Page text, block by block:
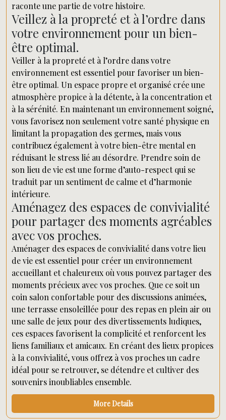
raconte une partie de votre histoire.
Veillez à la propreté et à l’ordre dans
votre environnement pour un bien-
être optimal.
Veiller à la propreté et à l’ordre dans votre
environnement est essentiel pour favoriser un bien-
être optimal. Un espace propre et organisé crée une
atmosphère propice à la détente, à la concentration et
à la sérénité. En maintenant un environnement soigné,
vous favorisez non seulement votre santé physique en
limitant la propagation des germes, mais vous
contribuez également à votre bien-être mental en
réduisant le stress lié au désordre. Prendre soin de
son lieu de vie est une forme d’auto-respect qui se
traduit par un sentiment de calme et d’harmonie
intérieure.
Aménagez des espaces de convivialité
pour partager des moments agréables
avec vos proches.
Aménager des espaces de convivialité dans votre lieu
de vie est essentiel pour créer un environnement
accueillant et chaleureux où vous pouvez partager des
moments précieux avec vos proches. Que ce soit un
coin salon confortable pour des discussions animées,
une terrasse ensoleillée pour des repas en plein air ou
une salle de jeux pour des divertissements ludiques,
ces espaces favorisent la complicité et renforcent les
liens familiaux et amicaux. En créant des lieux propices
à la convivialité, vous offrez à vos proches un cadre
idéal pour se retrouver, se détendre et cultiver des
souvenirs inoubliables ensemble.
More Details